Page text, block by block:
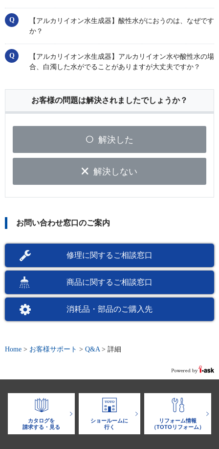
【アルカリイオン水生成器】酸性水がにおうのは、なぜです
か？
【アルカリイオン水生成器】アルカリイオン水や酸性水の場
合、白濁した水がでることがありますが大丈夫ですか？
お客様の問題は解決されましたでしょうか？
解決した
解決しない
お問い合わせ窓口のご案内
修理に関するご相談窓口
商品に関するご相談窓口
消耗品・部品のご購入先
Home > お客様サポート > Q&A > 詳細
カタログを
請求する・見る
ショールームに
行く
リフォーム情報
（TOTOリフォーム）